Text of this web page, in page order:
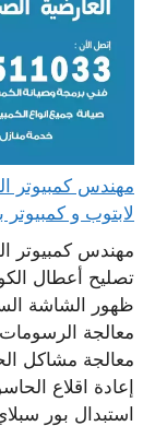
لابتوب و كمبيوتر
مهندس كمبيوتر
تصليح أعطال
ظهور الشاشة
معالجة
معالجة مشاكل
إعادة اقلاع
استبدال بور